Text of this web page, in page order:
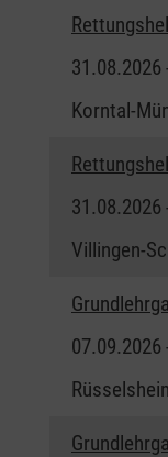
31.08.2026
Korntal-
31.08.2026
Villingen-
07.09.2026